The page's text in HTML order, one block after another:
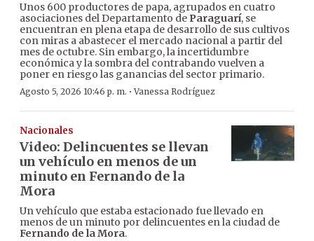
Unos 600 productores de papa, agrupados en cuatro
asociaciones del Departamento de Paraguarí, se
encuentran en plena etapa de desarrollo de sus cultivos
con miras a abastecer el mercado nacional a partir del
mes de octubre. Sin embargo, la incertidumbre
económica y la sombra del contrabando vuelven a
poner en riesgo las ganancias del sector primario.
Agosto 5, 2026 10:46 p. m. ·Vanessa Rodríguez
Nacionales
Video: Delincuentes se llevan
un vehículo en menos de un
minuto en Fernando de la
Mora
Un vehículo que estaba estacionado fue llevado en
menos de un minuto por delincuentes en la ciudad de
Fernando de la Mora.